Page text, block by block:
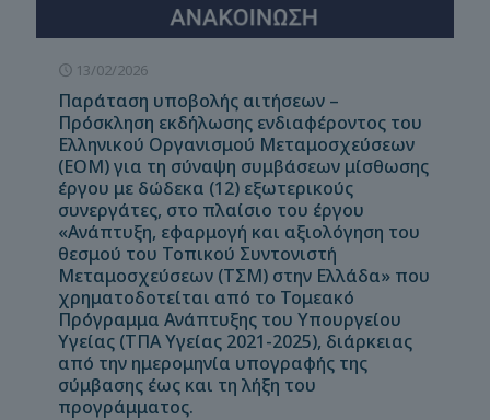
13/02/2026
Παράταση υποβολής αιτήσεων –
Πρόσκληση εκδήλωσης ενδιαφέροντος του
Ελληνικού Οργανισμού Μεταμοσχεύσεων
(ΕΟΜ) για τη σύναψη συμβάσεων μίσθωσης
έργου με δώδεκα (12) εξωτερικούς
συνεργάτες, στο πλαίσιο του έργου
«Ανάπτυξη, εφαρμογή και αξιολόγηση του
θεσμού του Τοπικού Συντονιστή
Μεταμοσχεύσεων (ΤΣΜ) στην Ελλάδα» που
χρηματοδοτείται από το Τομεακό
Πρόγραμμα Ανάπτυξης του Υπουργείου
Υγείας (ΤΠΑ Υγείας 2021-2025), διάρκειας
από την ημερομηνία υπογραφής της
σύμβασης έως και τη λήξη του
προγράμματος.